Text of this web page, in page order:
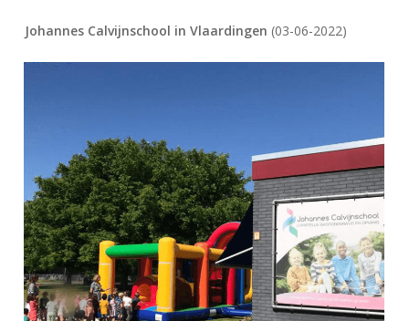
Johannes Calvijnschool in Vlaardingen (03-06-2022)